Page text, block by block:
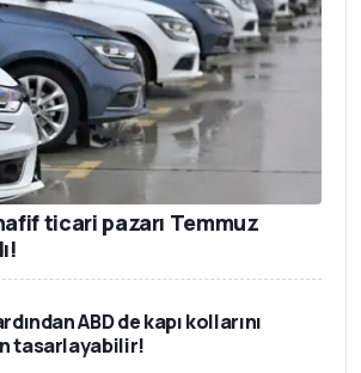
ticari pazarı Temmuz
ABD de kapı kollarını
tasarlayabilir!